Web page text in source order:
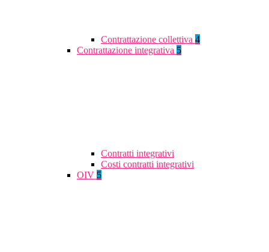
Contrattazione collettiva 4
Contrattazione integrativa 5
Contratti integrativi
Costi contratti integrativi
OIV 5